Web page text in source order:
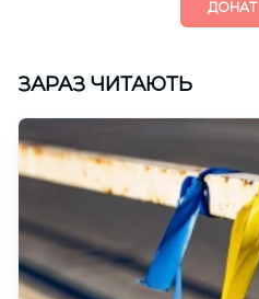
ДОНАТ
ЗАРАЗ ЧИТАЮТЬ